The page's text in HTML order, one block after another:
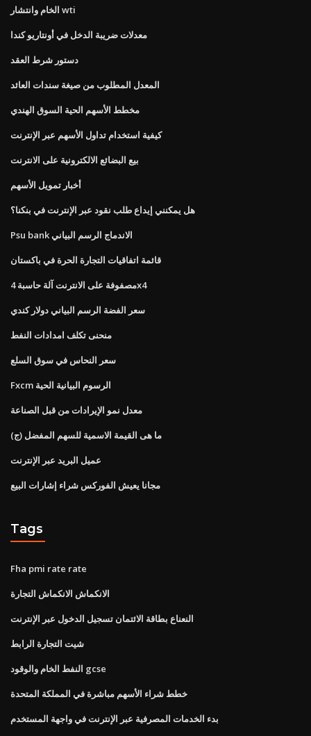
الخام وانتشار wti
معدلات ضريبة الدخل في أونتاريو كندا
دستور شرط العقد
المعدل المطلوب من صيغة سندات العائد
مخطط الأسهم الحية السوق الهندي
كيفية استخدام تداول الأسهم عبر الإنترنت
بيع البضائع الالكترونية على الانترنت
أخبار تمويل الأسهم
هل يمكنني إيداع طلب نقود عبر الإنترنت في بنكنا؟
Psu bank الاندماج الرسم البياني
قائمة اتفاقيات التجارة الحرة في باكستان
مصفوفة على الانترنت آلة حاسبة 4x4
سعر الفضة الرسم البياني دولار كندي
منحنى تكلف امدادات النفط
سعر النحاس في سوق السلع
Fxcm الرسوم البيانية الحية
معدل نمو الإيرادات من قبل الصناعة
(ج) ما هى القيمة الاسمية للسهم المفضل
عميل البريد عبر الإنترنت
مجانا يعيش الفوركس شراء إشارات البيع
Tags
Fha pmi rate rate
الانكماش الانكماش التجارة
النعناع بطاقة الائتمان تسجيل الدخول عبر الإنترنت
شيت التجارة الرابط
النفط الخام والوقود gcse
خطط شراء الأسهم مباشرة في المملكة المتحدة
بدء الخدمات المصرفية عبر الإنترنت في واجهة المستخدم